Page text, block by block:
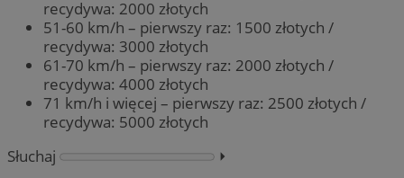
recydywa: 2000 złotych
51-60 km/h – pierwszy raz: 1500 złotych /
recydywa: 3000 złotych
61-70 km/h – pierwszy raz: 2000 złotych /
recydywa: 4000 złotych
71 km/h i więcej – pierwszy raz: 2500 złotych /
recydywa: 5000 złotych
Słuchaj
⏵︎